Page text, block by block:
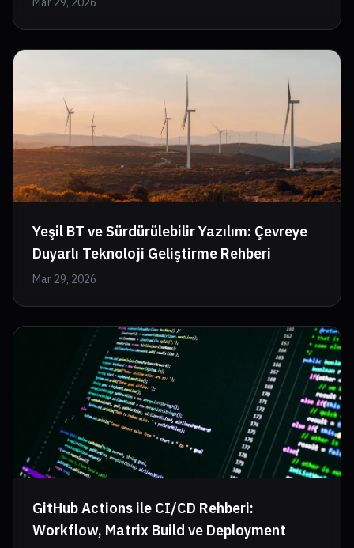
Yeşil BT ve Sürdürülebilir Yazılım: Çevreye
Duyarlı Teknoloji Geliştirme Rehberi
Mar 29, 2026
GitHub Actions ile CI/CD Rehberi:
Workflow, Matrix Build ve Deployment